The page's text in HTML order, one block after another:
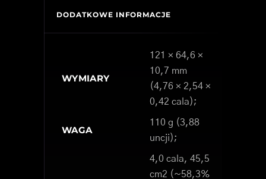
DODATKOWE INFORMACJE
WYMIARY
121 × 64,6 ×
10,7 mm
(4,76 × 2,54 ×
0,42 cala);
WAGA
110 g (3,88
uncji);
4,0 cala, 45,5
cm2 (~58,3%